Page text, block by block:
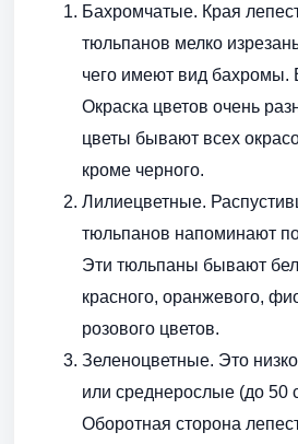
Бахромчатые. Края
тюльпанов мелко
чего имеют вид бахромы.
Окраска цветов очень
цветы бывают всех
кроме черного.
Лилиецветные.
тюльпанов напоминают
Эти тюльпаны бывают
красного, оранжевого,
розового цветов.
Зеленоцветные. Это
или среднерослые (до 50
Оборотная сторона